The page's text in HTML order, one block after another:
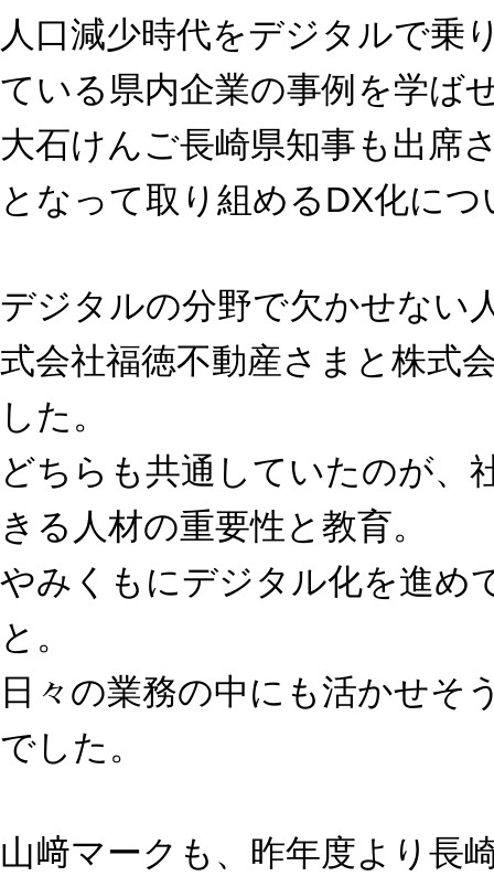
人口減少時代をデジタルで乗
ている県内企業の事例を学ば
大石けんご長崎県知事も出席
となって取り組めるDX化に
デジタルの分野で欠かせない
式会社福徳不動産さまと株式
した。
どちらも共通していたのが、
きる人材の重要性と教育。
やみくもにデジタル化を進め
と。
日々の業務の中にも活かせそ
でした。
山﨑マークも、昨年度より長